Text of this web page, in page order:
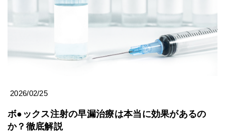
2026/02/25
ボ●ックス注射の早漏治療は本当に効果があるの
か？徹底解説